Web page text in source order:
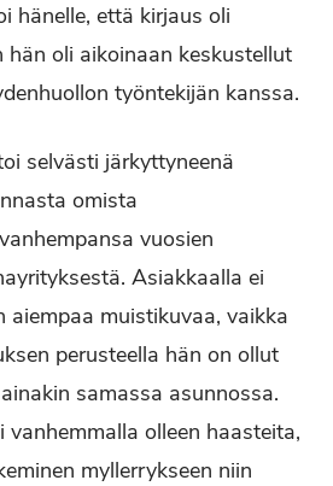
hänelle, että kirjaus oli
hän oli aikoinaan keskustellut
työntekijän kanssa.
selvästi järkyttyneenä
omista
vuosien
Asiakkaalla ei
muistikuvaa, vaikka
perusteella hän on ollut
samassa asunnossa.
vanhemmalla olleen haasteita,
myllerrykseen niin